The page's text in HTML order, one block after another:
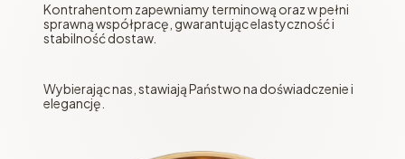
Kontrahentom zapewniamy terminową oraz w pełni
sprawną współpracę, gwarantując elastyczność i
stabilność dostaw.
Wybierając nas, stawiają Państwo na doświadczenie i
elegancję.